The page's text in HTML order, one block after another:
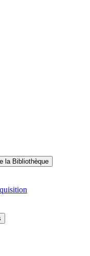
la Bibliothèque